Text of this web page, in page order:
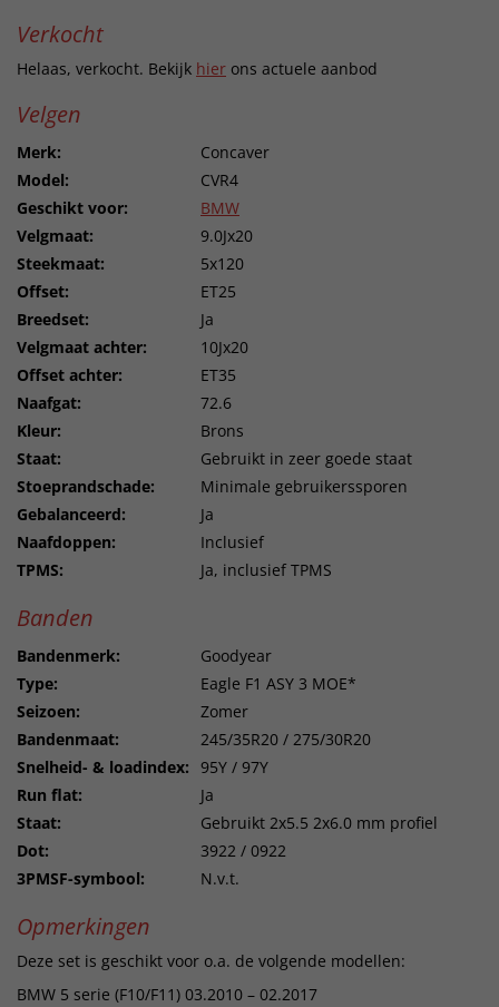
Verkocht
Helaas, verkocht. Bekijk hier ons actuele aanbod
Velgen
Merk:
Concaver
Model:
CVR4
Geschikt voor:
BMW
Velgmaat:
9.0Jx20
Steekmaat:
5x120
Offset:
ET25
Breedset:
Ja
Velgmaat achter:
10Jx20
Offset achter:
ET35
Naafgat:
72.6
Kleur:
Brons
Staat:
Gebruikt in zeer goede staat
Stoeprandschade:
Minimale gebruikerssporen
Gebalanceerd:
Ja
Naafdoppen:
Inclusief
TPMS:
Ja, inclusief TPMS
Banden
Bandenmerk:
Goodyear
Type:
Eagle F1 ASY 3 MOE*
Seizoen:
Zomer
Bandenmaat:
245/35R20 / 275/30R20
Snelheid- & loadindex: 95Y / 97Y
Run flat:
Ja
Staat:
Gebruikt 2x5.5 2x6.0 mm profiel
Dot:
3922 / 0922
3PMSF-symbool:
N.v.t.
Opmerkingen
Deze set is geschikt voor o.a. de volgende modellen:
BMW 5 serie (F10/F11) 03.2010 – 02.2017